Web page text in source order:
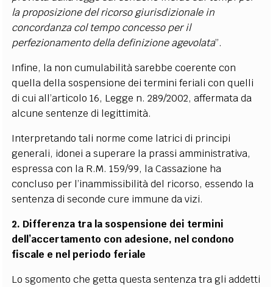
la proposizione del ricorso giurisdizionale in
concordanza col tempo concesso per il
perfezionamento della definizione agevolata”.
Infine, la non cumulabilità sarebbe coerente con
quella della sospensione dei termini feriali con quelli
di cui all’articolo 16, Legge n. 289/2002, affermata da
alcune sentenze di legittimità.
Interpretando tali norme come latrici di principi
generali, idonei a superare la prassi amministrativa,
espressa con la R.M. 159/99, la Cassazione ha
concluso per l’inammissibilità del ricorso, essendo la
sentenza di seconde cure immune da vizi.
2. Differenza tra la sospensione dei termini
dell’accertamento con adesione, nel condono
fiscale e nel periodo feriale
Lo sgomento che getta questa sentenza tra gli addetti